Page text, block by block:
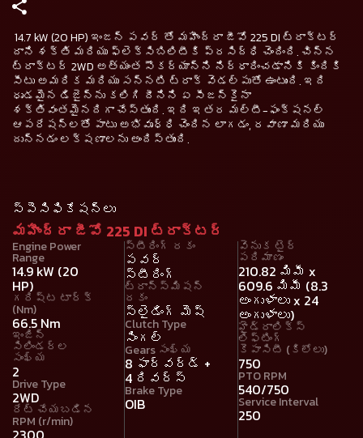
14.7 kW (20 HP) ఇంజన్ పవర్ తో మహీంద్రా జీవో 225 DI ట్రాక్టర్
దాని శక్తి మరియు ఫ్లెక్సిబిలిటీకి ప్రసిద్ధి చెందింది. చిన్న
ట్రాక్టర్ 2WD అత్యంత సౌకర్యాన్ని నిర్ధారించడానికి కిందికి
సీటు అమరిక మరియు సన్నటి ట్రాక్ వెడల్పుతో ఉంటుంది. ఇది
ధృడమైన డిజైన్‌ను కలిగి దీనిని ఏ సీజన్‌కైనా
శక్తివంతమైనదిగా చేస్తుంది. ఇది ఇతర మల్టీ-ఫంక్షనల్
ఆపరేషన్‌లతో పాటు అభివృధ్ధి చెందిన లాగడం, రవాణా మరియు
దున్నడం లక్షణాలను అందిస్తుంది.
స్పెసిఫికేషన్లు
మహీంద్రా జీవో 225 DI ట్రాక్టర్
Engine Power
Range
14.9 kW (20
HP)
గరిష్ట టార్క్
(Nm)
66.5 Nm
ఇంజిన్
సిలిండర్ల
సంఖ్య
2
Drive Type
2WD
రేట్ చేయబడిన
RPM (r/min)
స్టీరింగ్ రకం
పవర్
స్టీరింగ్
ట్రాన్స్మిషన్
రకం
స్లైడింగ్ మెష్
Clutch Type
సింగల్
Gears సంఖ్య
8 ఫార్వర్డ్ +
4 రివర్స్
Brake Type
OIB
వెనుక టైర్
పరిమాణం
210.82 మిమీ x
609.6 మిమీ (8.3
అంగుళాలు x 24
అంగుళాలు)
హైడ్రాలిక్స్
లిఫ్టింగ్
కెపాసిటీ (కిలోలు)
750
PTO RPM
540/750
Service Interval
250